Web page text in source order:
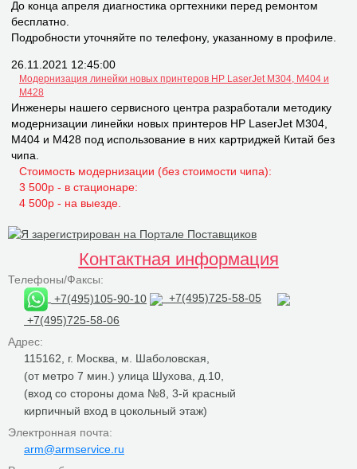
До конца апреля диагностика оргтехники перед ремонтом
бесплатно.
Подробности уточняйте по телефону, указанному в профиле.
26.11.2021 12:45:00
Модернизация линейки новых принтеров НР LaserJet M304, M404 и
M428
Инженеры нашего сервисного центра разработали методику
модернизации линейки новых принтеров НР LaserJet M304,
M404 и M428 под использование в них картриджей Китай без
чипа.
Стоимость модернизации (без стоимости чипа):
3 500р - в стационаре:
4 500р - на выезде.
Контактная информация
Телефоны/Факсы:
+7(495)105-90-10
+7(495)725-58-05
+7(495)725-58-06
Адрес:
115162, г. Москва, м. Шаболовская,
(от метро 7 мин.) улица Шухова, д.10,
(вход со стороны дома №8, 3-й красный
кирпичный вход в цокольный этаж)
Электронная почта:
arm@armservice.ru